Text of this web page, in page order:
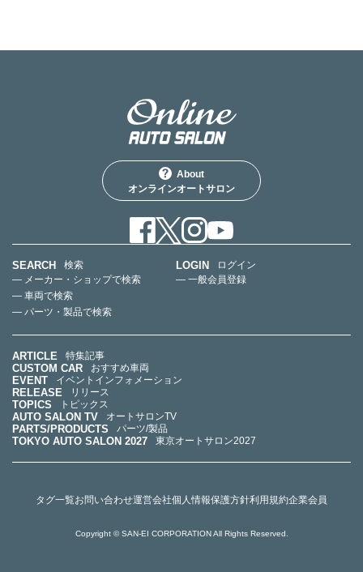
About
オンラインオートサロン
SEARCH
検索
— メーカー・ショップで検索
— 車両で検索
— パーツ・製品で検索
LOGIN
ログイン
— 一般会員登録
ARTICLE 特集記事
CUSTOM CAR おすすめ車両
EVENT イベントインフォメーション
RELEASE リリース
TOPICS トピックス
AUTO SALON TV オートサロンTV
PARTS/PRODUCTS パーツ/製品
TOKYO AUTO SALON 2027 東京オートサロン2027
タグ一覧お問い合わせ運営会社個人情報保護方針利用規約企業会員
Copyright © SAN-EI CORPORATION All Rights Reserved.